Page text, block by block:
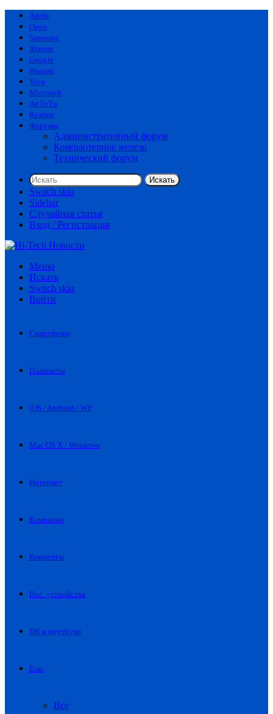
Apple
Oppo
Samsung
Xiaomi
Google
Huawei
Vivo
Microsoft
AnTuTu
Realme
Форумы
Административный форум
Компьютерное железо
Технический форум
Искать
Switch skin
Sidebar
Случайная статья
Вход / Регистрация
Меню
Искать
Switch skin
Войти
Смартфоны
Планшеты
iOS / Android / WP
Mac OS X / Windows
Интернет
Компании
Концепты
Нос. устройства
ПК и ноутбуки
Еще
Все